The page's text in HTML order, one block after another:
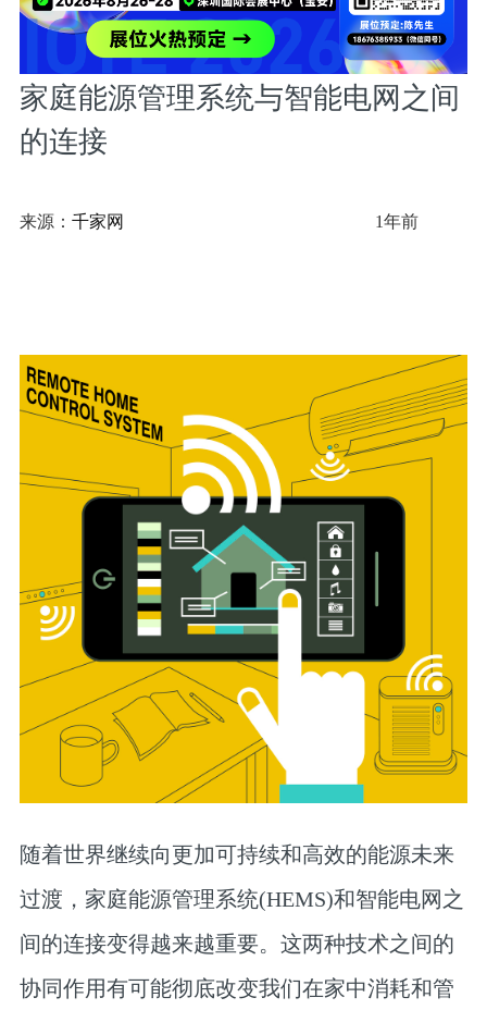
家庭能源管理系统与智能电网之间
的连接
来源： 千家网 1年前
随着世界继续向更加可持续和高效的能源未来
过渡，家庭能源管理系统(HEMS)和智能电网之
间的连接变得越来越重要。这两种技术之间的
协同作用有可能彻底改变我们在家中消耗和管